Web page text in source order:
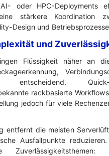
oder HPC-Deployments
stärkere Koordination
Design und
und
Flüssigkeit näher an
entscheidend. Quick-
rackbasierte
jedoch für viele
entfernt die meisten
Ausfallpunkte
Zuverlässigkeitsthemen: